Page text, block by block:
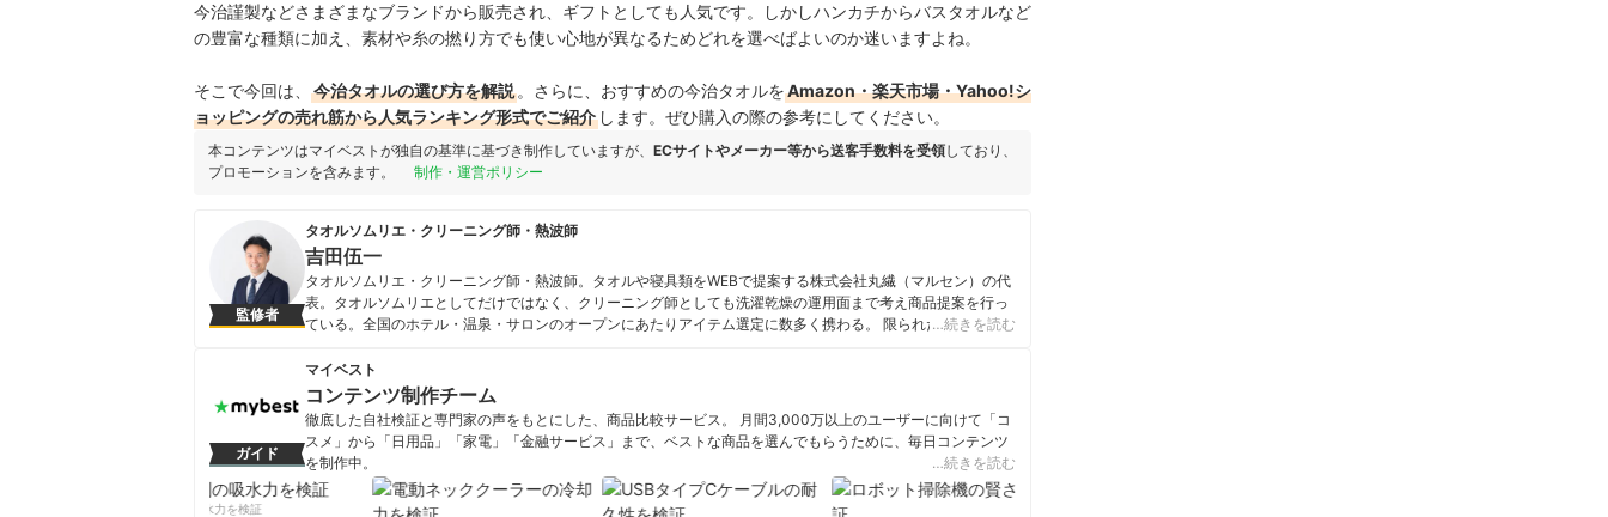
今治謹製などさまざまなブランドから販売され、ギフトとしても人気です。しかしハンカチからバスタオルなど
の豊富な種類に加え、素材や糸の撚り方でも使い心地が異なるためどれを選べばよいのか迷いますよね。
そこで今回は、 今治タオルの選び方を解説 。さらに、おすすめの今治タオルをAmazon・楽天市場・Yahoo!シ
ョッピングの売れ筋から人気ランキング形式でご紹介 します。ぜひ購入の際の参考にしてください。
本コンテンツはマイベストが独自の基準に基づき制作していますが、 ECサイトやメーカー等から送客手数料を受領しており、
プロモーションを含みます。
制作・運営ポリシー
監修者
タオルソムリエ・クリーニング師・熱波師
吉田伍一
タオルソムリエ・クリーニング師・熱波師。タオルや寝具類をWEBで提案する株式会社丸繊（マルセン）の代
表。タオルソムリエとしてだけではなく、クリーニング師としても洗濯乾燥の運用面まで考え商品提案を行っ
ている。全国のホテル・温泉・サロンのオープンにあたりアイテム選定に数多く携わる。 限られたコストの中
報を発信中。温泉・サウナ好きで自らもロウリュウ・アウフグースの熱波師としても活動している。
吉田伍一のプロフィール
…続きを読む
ガイド
マイベスト
コンテンツ制作チーム
徹底した自社検証と専門家の声をもとにした、商品比較サービス。 月間3,000万以上のユーザーに向けて「コ
スメ」から「日用品」「家電」「金融サービス」まで、ベストな商品を選んでもらうために、毎日コンテンツ
を制作中。
コンテンツ制作チームのプロフィール
…続きを読む
柔軟剤の吸水力を検証